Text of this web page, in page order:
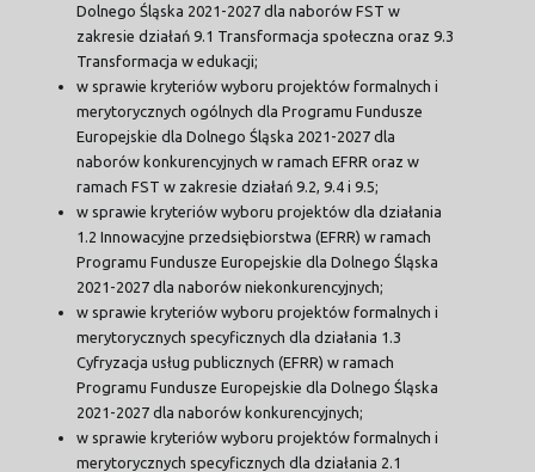
Dolnego Śląska 2021-2027 dla naborów FST w
zakresie działań 9.1 Transformacja społeczna oraz 9.3
Transformacja w edukacji;
w sprawie kryteriów wyboru projektów formalnych i
merytorycznych ogólnych dla Programu Fundusze
Europejskie dla Dolnego Śląska 2021-2027 dla
naborów konkurencyjnych w ramach EFRR oraz w
ramach FST w zakresie działań 9.2, 9.4 i 9.5;
w sprawie kryteriów wyboru projektów dla działania
1.2 Innowacyjne przedsiębiorstwa (EFRR) w ramach
Programu Fundusze Europejskie dla Dolnego Śląska
2021-2027 dla naborów niekonkurencyjnych;
w sprawie kryteriów wyboru projektów formalnych i
merytorycznych specyficznych dla działania 1.3
Cyfryzacja usług publicznych (EFRR) w ramach
Programu Fundusze Europejskie dla Dolnego Śląska
2021-2027 dla naborów konkurencyjnych;
w sprawie kryteriów wyboru projektów formalnych i
merytorycznych specyficznych dla działania 2.1